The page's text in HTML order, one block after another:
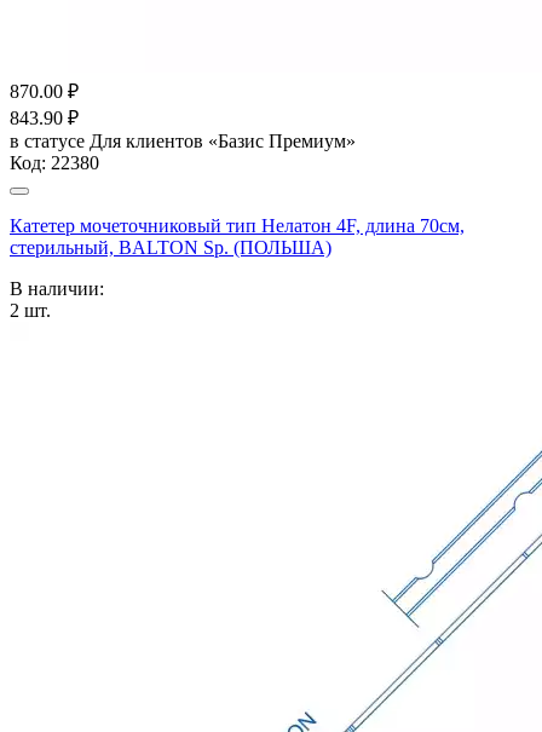
870.00 ₽
843.90 ₽
в статусе Для клиентов «Базис Премиум»
Код: 22380
Катетер мочеточниковый тип Нелатон 4F, длина 70см,
стерильный, BALTON Sp. (ПОЛЬША)
В наличии:
2 шт.